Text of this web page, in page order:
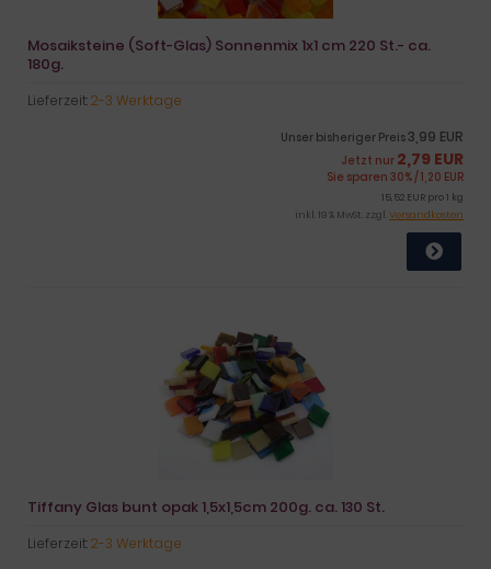
Mosaiksteine (Soft-Glas) Sonnenmix 1x1 cm 220 St.- ca.
180g.
Lieferzeit:2-3 Werktage
Unser bisheriger Preis3,99 EUR
Jetzt nur 2,79 EUR
Sie sparen 30% / 1,20 EUR
15,52 EUR pro 1 kg
inkl. 19 % MwSt. zzgl.Versandkosten
Tiffany Glas bunt opak 1,5x1,5cm 200g. ca. 130 St.
Lieferzeit:2-3 Werktage